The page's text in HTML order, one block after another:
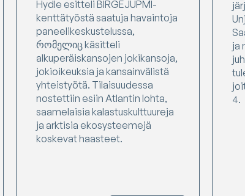
Hydle esitteli BIRGEJUPMI-
kenttätyöstä saatuja havaintoja
paneelikeskustelussa,
რომელიც käsitteli
alkuperäiskansojen jokikansoja,
jokioikeuksia ja kansainvälistä
yhteistyötä. Tilaisuudessa
nostettiin esiin Atlantin lohta,
saamelaisia kalastuskulttuureja
ja arktisia ekosysteemejä
koskevat haasteet.
ja
4.